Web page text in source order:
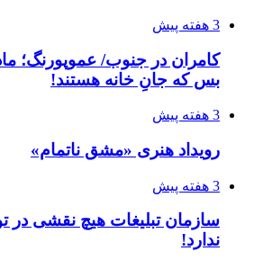
3 هفته پیش
کامران در جنوب/ عموپورنگ؛
بس که جانِ خانه هستند!
3 هفته پیش
رویداد هنری «مشق ناتمام»
3 هفته پیش
سازمان تبلیغات هیچ نقشی در
ندارد!